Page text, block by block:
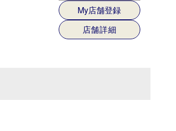
My店舗登録
店舗詳細